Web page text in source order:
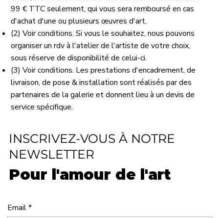
99 € TTC seulement, qui vous sera remboursé en cas
d'achat d'une ou plusieurs œuvres d'art.
(2) Voir conditions. Si vous le souhaitez, nous pouvons
organiser un rdv à l'atelier de l'artiste de votre choix,
sous réserve de disponibilité de celui-ci.
(3) Voir conditions. Les prestations d'encadrement, de
livraison, de pose & installation sont réalisés par des
partenaires de la galerie et donnent lieu à un devis de
service spécifique.
Email*
INSCRIVEZ-VOUS À NOTRE
NEWSLETTER
Pour l'amour de l'art